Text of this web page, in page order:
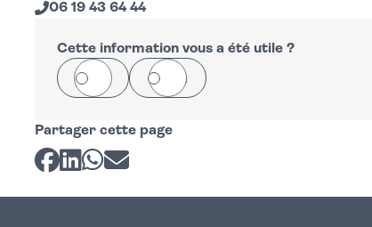
06 19 43 64 44
Cette information vous a été utile ?
Oui Non
Partager cette page
Partager sur Facebook
Partager sur LinkedIn
Partager sur Whatsapp
Partager par courriel